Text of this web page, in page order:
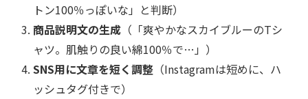
トン100％っぽいな」と判断）
商品説明文の生成（「爽やかなスカイブルーのTシ
ャツ。肌触りの良い綿100％で…」）
SNS用に文章を短く調整（Instagramは短めに、ハ
ッシュタグ付きで）